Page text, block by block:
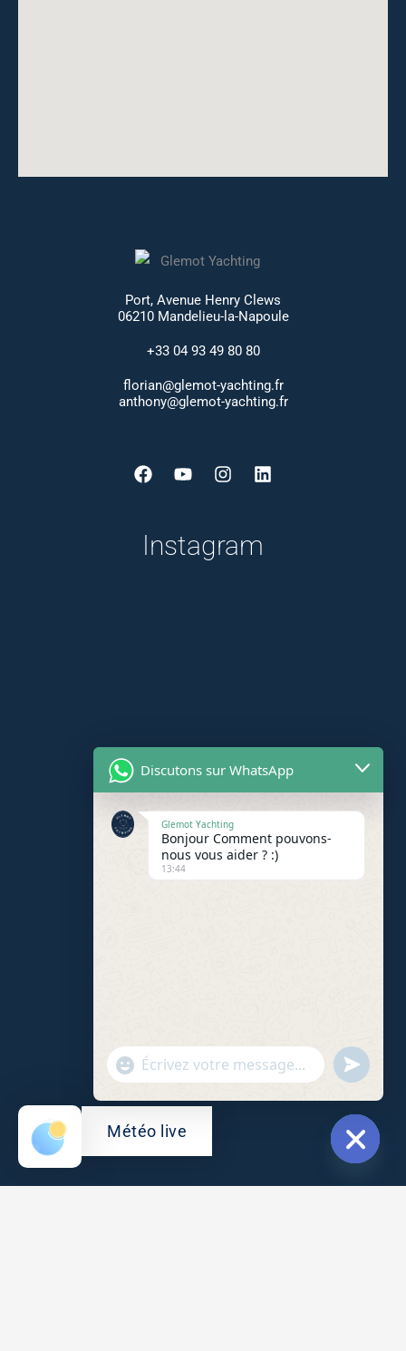
Port, Avenue Henry Clews
06210 Mandelieu-la-Napoule
+33 04 93 49 80 80
florian@glemot-yachting.fr
anthony@glemot-yachting.fr
Facebook
YoutubeInstagram
Linkedin
Instagram
Météo live
Hide
Discutons sur WhatsApp
Glemot Yachting
Bonjour Comment pouvons-
nous vous aider ? :)
13:44
"+chaty_settings.lang.emoji_picker+"
WhatsApp
Message